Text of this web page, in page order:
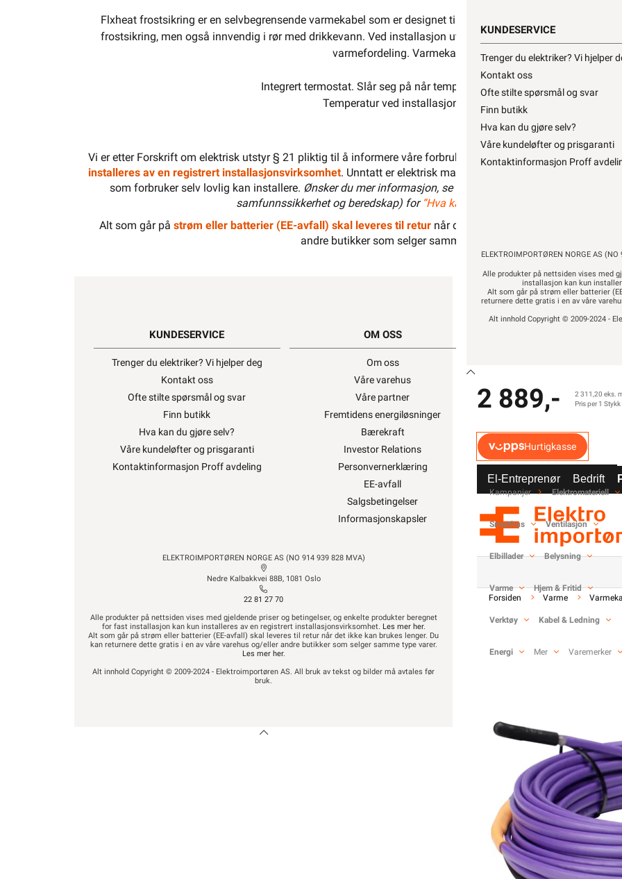
Flxheat frostsikring er en selvbegrensende varmekabel som er designet til å yte effektiv frostsikring av rør.
frostsikring, men også innvendig i rør med drikkevann. Ved installasjon utvendig på plastrør kan man
varmefordeling. Varmekabel med termostat og 1,5m
Integrert termostat. Slår seg på når temperaturen faller under 3°C og skrur
Temperatur ved installasjon av matten må ikke være under -
Vi er etter Forskrift om elektrisk utstyr § 21 pliktig til å informere våre forbrukere at installasjonsmateriell
installeres av en registrert installasjonsvirksomhet. Unntatt er elektrisk materiell som utelukkende er ment
som forbruker selv lovlig kan installere. Ønsker du mer informasjon, se
samfunnssikkerhet og beredskap) for “Hva kan privatpersoner gjøre selv på
Alt som går på strøm eller batterier (EE-avfall) skal leveres til returnår det ikke kan brukes lenger. Du kan
andre butikker som selger samme type varer.
KUNDESERVICE
Trenger du elektriker? Vi hjelper deg
Kontakt oss
Ofte stilte spørsmål og svar
Finn butikk
Hva kan du gjøre selv?
Våre kundeløfter og prisgaranti
Kontaktinformasjon Proff avdeling
OM OSS
Om oss
Våre varehus
Våre partner
Fremtidens energiløsninger
Bærekraft
Investor Relations
Personvernerklæring
EE-avfall
Salgsbetingelser
Informasjonskapsler
Outlet med
Artikler og guider
Ledige stillinger
Varsling og
ELEKTROIMPORTØREN NORGE AS (NO 914 939 828 MVA)
Nedre Kalbakkvei 88B, 1081 Oslo
22 81 27 70
Alle produkter på nettsiden vises med gjeldende priser og betingelser, og enkelte produkter beregnet
for fast installasjon kan kun installeres av en registrert installasjonsvirksomhet. Les mer her.
Alt som går på strøm eller batterier (EE-avfall) skal leveres til retur når det ikke kan brukes lenger. Du
kan returnere dette gratis i en av våre varehus og/eller andre butikker som selger samme type varer.
Les mer her.
Alt innhold Copyright © 2009-2024 - Elektroimportøren AS. All bruk av tekst og bilder må avtales før
bruk.
KUNDESERVICE
Trenger du elektriker? Vi hjelper
Kontakt oss
Ofte stilte spørsmål og svar
Finn butikk
Hva kan du gjøre selv?
Våre kundeløfter og prisgaranti
Kontaktinformasjon Proff
ELEKTROIMPORTØREN NORGE AS
Alle produkter på nettsiden vises med
installasjon kan kun
Alt som går på strøm eller batterier
returnere dette gratis i en av våre
Alt innhold Copyright © 2009-2024 -
2 889,-
2 311,20 eks.
Pris per 1 Stykk
Hurtigkasse
El-Entreprenør Bedrift
Kampanjer Elektromateriell
Smarthus Ventilasjon
Elbillader Belysning
Varme Hjem & Fritid
Verktøy Kabel & Ledning
Energi Mer Varemerker
Forsiden Varme
El-Entreprenør Bedrift Privat
Hjem & Fritid Verktøy Kabel & Ledning
Varmecomfort
Flxheat selvreg.
fraVarmecomfort Se/
2 311,20 eks. mva.
Hurtigkasse
Min butikk ikke valgt, velg
Min